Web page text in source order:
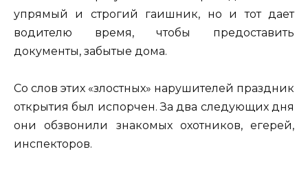
упрямый и строгий гаишник, но и тот дает
водителю время, чтобы предоставить
документы, забытые дома.
Со слов этих «злостных» нарушителей праздник
открытия был испорчен. За два следующих дня
они обзвонили знакомых охотников, егерей,
инспекторов.